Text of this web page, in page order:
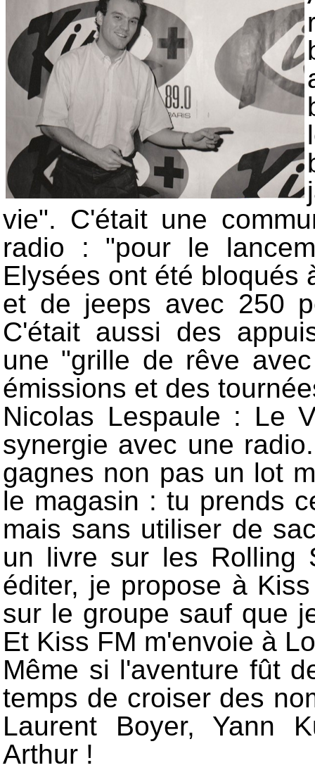
vie". C'était une
radio : "pour le
Elysées ont été bloqués
et de jeeps avec 250
C'était aussi des
une "grille de rêve
émissions et des
Nicolas Lespaule : Le
synergie avec une
gagnes non pas un lot
le magasin : tu prends
mais sans utiliser de
un livre sur les Rolling
éditer, je propose à
sur le groupe sauf que
Et Kiss FM m'envoie à
Même si l'aventure fût
temps de croiser des
Laurent Boyer, Yann
Arthur !